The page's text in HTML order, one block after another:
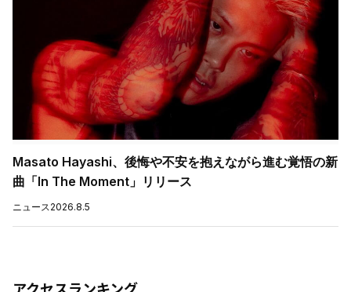
Masato Hayashi、後悔や不安を抱えながら進む覚悟の新
曲「In The Moment」リリース
ニュース2026.8.5